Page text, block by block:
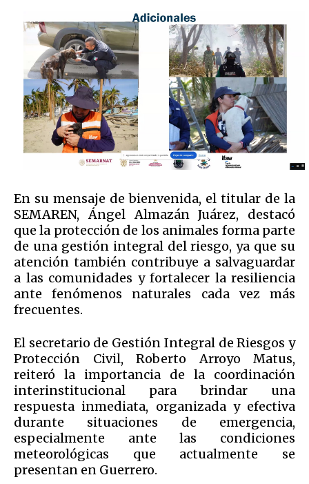
En su mensaje de bienvenida, el titular de la
SEMAREN, Ángel Almazán Juárez, destacó
que la protección de los animales forma parte
de una gestión integral del riesgo, ya que su
atención también contribuye a salvaguardar
a las comunidades y fortalecer la resiliencia
ante fenómenos naturales cada vez más
frecuentes.
El secretario de Gestión Integral de Riesgos y
Protección Civil, Roberto Arroyo Matus,
reiteró la importancia de la coordinación
interinstitucional para brindar una
respuesta inmediata, organizada y efectiva
durante situaciones de emergencia,
especialmente ante las condiciones
meteorológicas que actualmente se
presentan en Guerrero.